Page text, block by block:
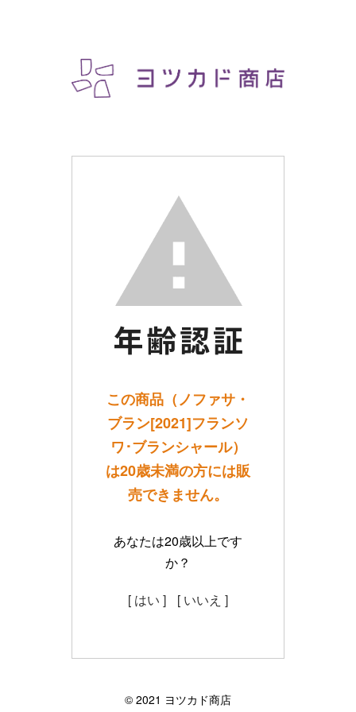
この商品（ノファサ・
ブラン[2021]フランソ
ワ･ブランシャール）
は20歳未満の方には販
売できません。
あなたは20歳以上です
か？
[ はい ] [ いいえ ]
©︎ 2021 ヨツカド商店